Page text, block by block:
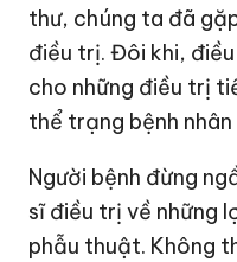
thư, chúng ta đã
điều trị. Đôi khi,
cho những điều trị
thể trạng bệnh
Người bệnh đừng
sĩ điều trị về những
phẫu thuật. Không